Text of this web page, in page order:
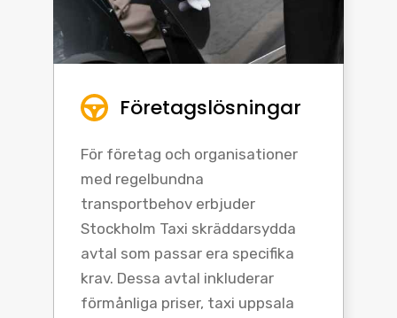
Företagslösningar
För företag och organisationer
med regelbundna
transportbehov erbjuder
Stockholm Taxi skräddarsydda
avtal som passar era specifika
krav. Dessa avtal inkluderar
förmånliga priser, taxi uppsala